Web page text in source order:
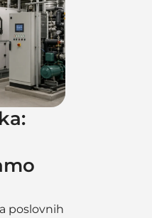
poslovnih